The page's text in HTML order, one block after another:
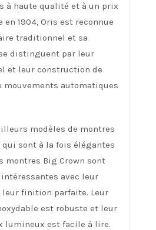
à haute qualité et à un prix
en 1904, Oris est reconnue
traditionnel et sa
distinguent par leur
et leur construction de
mouvements automatiques
modèles de montres
sont à la fois élégantes
montres Big Crown sont
avec leur
finition parfaite. Leur
est robuste et leur
lumineux est facile à lire.